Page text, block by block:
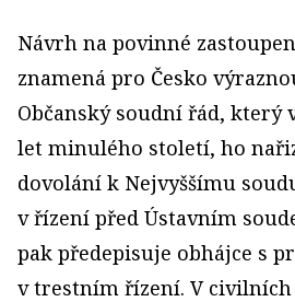
Návrh na povinné
znamená pro Česko
Občanský soudní řád, který
let minulého století, ho
dovolání k Nejvyššímu
v řízení před Ústavním
pak předepisuje obhájce s
v trestním řízení. V civilních